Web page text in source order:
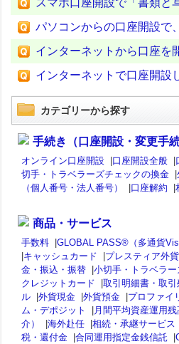
パソコンからの口座開設で
インターネットから口座を
インターネットで口座開設
カテゴリーから探す
手続き（口座開設・変更手続
オンライン口座開設 |口座開設全般 |
切手・トラベラーズチェックの換金 |
（個人番号・法人番号）
|口座解約 |
商品・サービス
手数料 |GLOBAL PASS®（多通貨
|キャッシュカード |プレスティア外
金・振込・振替 |小切手・トラベラー
クレジットカード
|取引明細書・取
ル |外貨現金 |外貨預金 |プロファイ
ム・デポジット
| 月間平均資産運用残
介）
|海外赴任 |相続・承継サービス
税・還付金 |合同運用指定金銭信託 |